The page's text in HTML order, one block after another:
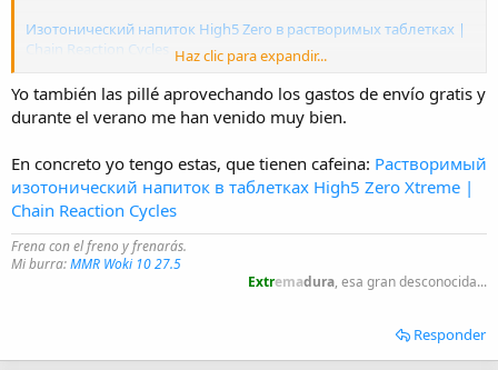
Изотонический напиток High5 Zero в растворимых таблетках |
Chain Reaction Cycles
¿ y porqué salé en ruso el enlace?:boquiabierto:
Haz clic para expandir...
Yo también las pillé aprovechando los gastos de envío gratis y
durante el verano me han venido muy bien.
En concreto yo tengo estas, que tienen cafeina: Растворимый
изотонический напиток в таблетках High5 Zero Xtreme |
Chain Reaction Cycles
Frena con el freno y frenarás.
Mi burra:MMR Woki 10 27.5
Extremadura, esa gran desconocida...
Responder